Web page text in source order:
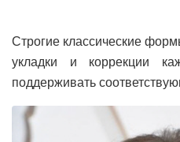
Строгие классические
укладки и коррекции
поддерживать